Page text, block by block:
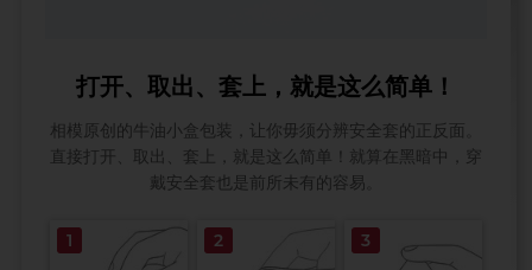
打开、取出、套上，就是这么简单！
相模原创的牛油小盒包装，让你毋须分辨安全套的正反面。
直接打开、取出、套上，就是这么简单！就算在黑暗中，穿
戴安全套也是前所未有的容易。
1 2 3